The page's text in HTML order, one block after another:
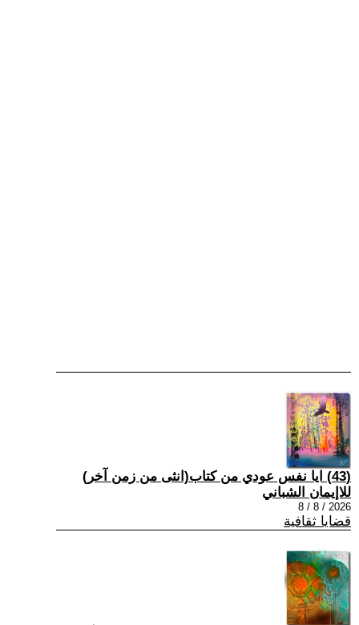
(43) ايا نفس عودي من كتاب(انثى من زمن آخر)
للاإيمان الشباني
2026 / 8 / 8
قضايا ثقافية